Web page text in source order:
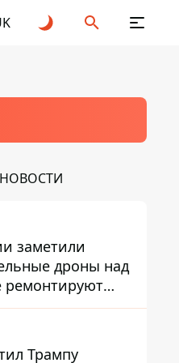
заметили
дроны над
ремонтируют
Трампу